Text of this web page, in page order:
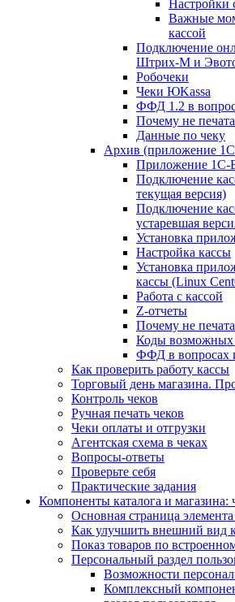
Настройки
Важные
кассой
Подключение
Штрих-М и
Робочеки
Чеки ЮKassa
ФФД 1.2 в
Почему не
Данные по чеку
Архив (приложение
Приложение 1С-
Подключение
текущая версия)
Подключение
устаревшая
Установка
Настройка кассы
Установка
кассы (Linux
Работа с кассой
Z-отчеты
Почему не
Коды
ФФД в вопросах
Как проверить работу кассы
Торговый день магазина.
Контроль чеков
Ручная печать чеков
Чеки оплаты и отгрузки
Агентская схема в чеках
Вопросы-ответы
Проверьте себя
Практические задания
Компоненты каталога и магазина:
Основная страница
Как улучшить внешний вид
Показ товаров по
Персональный раздел
Возможности
Комплексный